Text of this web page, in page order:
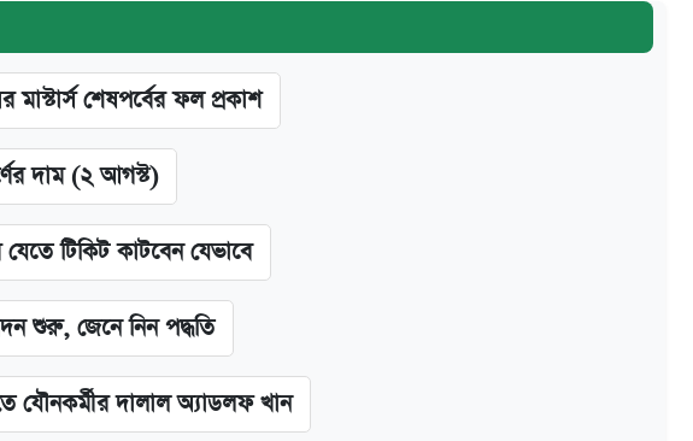
মাস্টার্স শেষপর্বের ফল প্রকাশ
দাম (২ আগস্ট)
টিকিট কাটবেন যেভাবে
শুরু, জেনে নিন পদ্ধতি
যৌনকর্মীর দালাল অ্যাডলফ খান